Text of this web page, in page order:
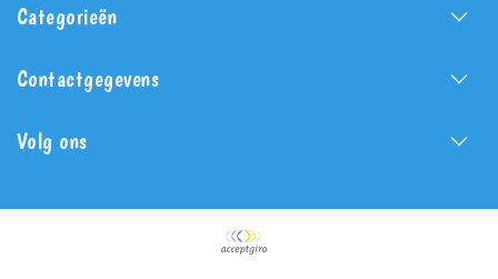
Categorieën
Contactgegevens
Volg ons